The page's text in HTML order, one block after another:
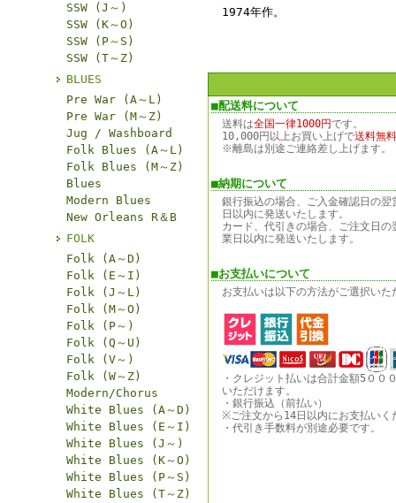
SSW (J～)
SSW (K～O)
SSW (P～S)
SSW (T～Z)
BLUES
Pre War (A～L)
Pre War (M～Z)
Jug / Washboard
Folk Blues (A～L)
Folk Blues (M～Z)
Blues
Modern Blues
New Orleans R＆B
FOLK
Folk (A～D)
Folk (E～I)
Folk (J～L)
Folk (M～O)
Folk (P～)
Folk (Q～U)
Folk (V～)
Folk (W～Z)
Modern/Chorus
White Blues (A～D)
White Blues (E～I)
White Blues (J～)
White Blues (K～O)
White Blues (P～S)
White Blues (T～Z)
1974年作。
■配送料について
送料は全国一律1000円です。
10,000円以上お買い上げで送料無
※離島は別途ご連絡差し上げます。
■納期について
銀行振込の場合、ご入金確認日の翌
日以内に発送いたします。
カード、代引きの場合、ご注文日の
業日以内に発送いたします。
■お支払いについて
お支払いは以下の方法がご選択いた
・クレジット払いは合計金額5００
いただけます。
・銀行振込（前払い）
※ご注文から14日以内にお支払いく
・代引き手数料が別途必要です。